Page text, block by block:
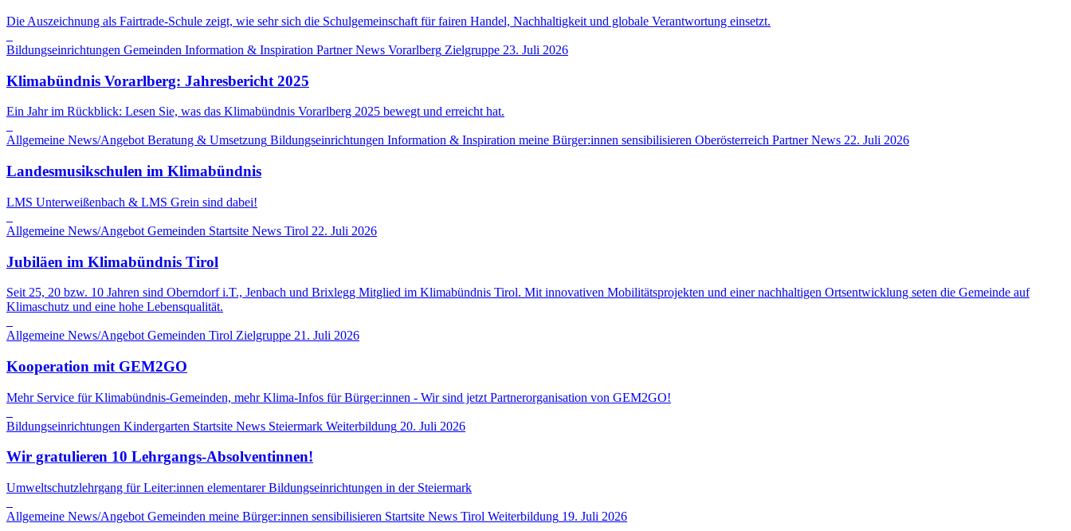
Die Auszeichnung als Fairtrade-Schule zeigt, wie sehr sich die Schulgemeinschaft für fairen Handel, Nachhaltigkeit und globale Verantwortung einsetzt.
Bildungseinrichtungen Gemeinden Information & Inspiration Partner News Vorarlberg Zielgruppe 23. Juli 2026
Klimabündnis Vorarlberg: Jahresbericht 2025
Ein Jahr im Rückblick: Lesen Sie, was das Klimabündnis Vorarlberg 2025 bewegt und erreicht hat.
Allgemeine News/Angebot Beratung & Umsetzung Bildungseinrichtungen Information & Inspiration meine Bürger:innen sensibilisieren Oberösterreich Partner News 22. Juli 2026
Landesmusikschulen im Klimabündnis
LMS Unterweißenbach & LMS Grein sind dabei!
Allgemeine News/Angebot Gemeinden Startsite News Tirol 22. Juli 2026
Jubiläen im Klimabündnis Tirol
Seit 25, 20 bzw. 10 Jahren sind Oberndorf i.T., Jenbach und Brixlegg Mitglied im Klimabündnis Tirol. Mit innovativen Mobilitätsprojekten und einer nachhaltigen Ortsentwicklung seten die Gemeinde auf
Klimaschutz und eine hohe Lebensqualität.
Allgemeine News/Angebot Gemeinden Tirol Zielgruppe 21. Juli 2026
Kooperation mit GEM2GO
Mehr Service für Klimabündnis-Gemeinden, mehr Klima-Infos für Bürger:innen - Wir sind jetzt Partnerorganisation von GEM2GO!
Bildungseinrichtungen Kindergarten Startsite News Steiermark Weiterbildung 20. Juli 2026
Wir gratulieren 10 Lehrgangs-Absolventinnen!
Umweltschutzlehrgang für Leiter:innen elementarer Bildungseinrichtungen in der Steiermark
Allgemeine News/Angebot Gemeinden meine Bürger:innen sensibilisieren Startsite News Tirol Weiterbildung 19. Juli 2026